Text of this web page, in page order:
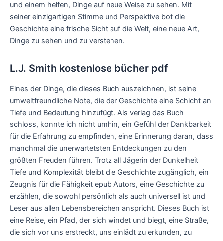
und einem helfen, Dinge auf neue Weise zu sehen. Mit
seiner einzigartigen Stimme und Perspektive bot die
Geschichte eine frische Sicht auf die Welt, eine neue Art,
Dinge zu sehen und zu verstehen.
L.J. Smith kostenlose bücher pdf
Eines der Dinge, die dieses Buch auszeichnen, ist seine
umweltfreundliche Note, die der Geschichte eine Schicht an
Tiefe und Bedeutung hinzufügt. Als verlag das Buch
schloss, konnte ich nicht umhin, ein Gefühl der Dankbarkeit
für die Erfahrung zu empfinden, eine Erinnerung daran, dass
manchmal die unerwartetsten Entdeckungen zu den
größten Freuden führen. Trotz all Jägerin der Dunkelheit
Tiefe und Komplexität bleibt die Geschichte zugänglich, ein
Zeugnis für die Fähigkeit epub Autors, eine Geschichte zu
erzählen, die sowohl persönlich als auch universell ist und
Leser aus allen Lebensbereichen anspricht. Dieses Buch ist
eine Reise, ein Pfad, der sich windet und biegt, eine Straße,
die sich vor uns erstreckt, uns einlädt zu erkunden, zu